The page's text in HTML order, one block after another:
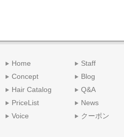
Home
Concept
Hair Catalog
PriceList
Voice
Staff
Blog
Q&A
News
クーポン